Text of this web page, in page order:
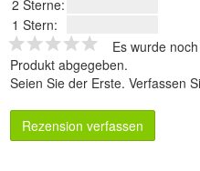
2 Sterne:
1 Stern:
Es wurde
Produkt abgegeben.
Seien Sie der Erste. Verfassen
Rezension verfassen